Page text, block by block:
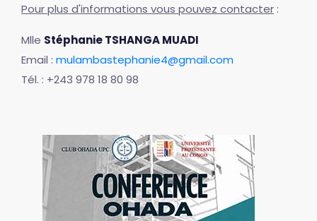
Pour plus d'informations vous pouvez contacter :
Mlle Stéphanie TSHANGA MUADI
Email : mulambastephanie4@gmail.com
Tél. : +243 978 18 80 98